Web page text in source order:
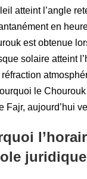
atteint l’angle
en
est obtenue
solaire atteint
le
Fajr, aujourd’hui
juridique